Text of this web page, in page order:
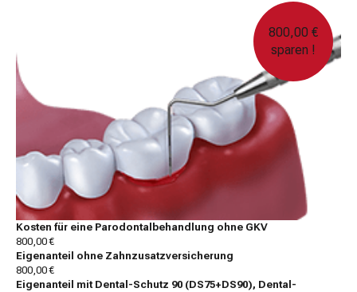
800,00 €
sparen !
Kosten für eine Parodontalbehandlung ohne GKV
800,00 €
Eigenanteil ohne Zahnzusatzversicherung
800,00 €
Eigenanteil mit Dental-Schutz 90 (DS75+DS90), Dental-